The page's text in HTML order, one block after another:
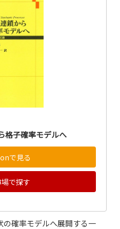
格子確率モデルへ
で見る
で探す
確率モデルへ展開する一